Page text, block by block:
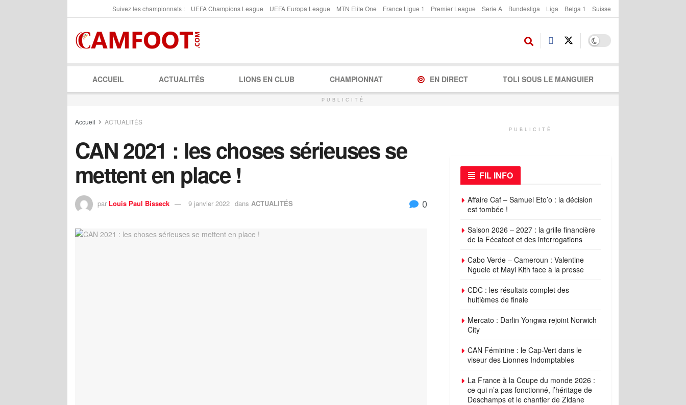
Suivez les championnats : UEFA Champions League UEFA Europa League MTN Elite One France Ligue 1 Premier League Serie A Bundesliga Liga Belga 1 Suisse
ACCUEIL ACTUALITÉS LIONS EN CLUB CHAMPIONNAT EN DIRECT TOLI SOUS LE MANGUIER
PUBLICITÉ
Accueil ACTUALITÉS
CAN 2021 : les choses sérieuses se
mettent en place !
par Louis Paul Bisseck 9 janvier 2022 dans ACTUALITÉS 0
PUBLICITÉ
FIL INFO
Affaire Caf – Samuel Eto’o : la décision
est tombée !
Saison 2026 – 2027 : la grille financière
de la Fécafoot et des interrogations
Cabo Verde – Cameroun : Valentine
Nguele et Mayi Kith face à la presse
CDC : les résultats complet des
huitièmes de finale
Mercato : Darlin Yongwa rejoint Norwich
City
CAN Féminine : le Cap-Vert dans le
viseur des Lionnes Indomptables
La France à la Coupe du monde 2026 :
ce qui n’a pas fonctionné, l’héritage de
Deschamps et le chantier de Zidane